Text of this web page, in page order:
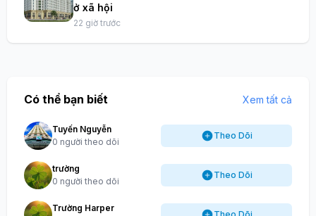
ở xã hội
22 giờ trước
Có thể bạn biết Xem tất cả
Tuyến Nguyễn
0 người theo dõi
Theo Dõi
trường
0 người theo dõi
Theo Dõi
Trường Harper